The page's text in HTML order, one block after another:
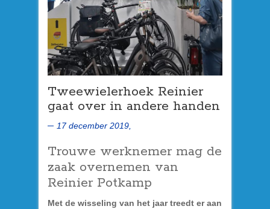
Tweewielerhoek Reinier
gaat over in andere handen
17 december 2019,
Trouwe werknemer mag de
zaak overnemen van
Reinier Potkamp
Met de wisseling van het jaar treedt er aan